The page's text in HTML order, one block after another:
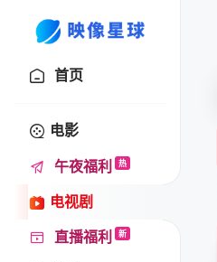
首页
电影
午夜福利
热
电视剧
直播福利
新